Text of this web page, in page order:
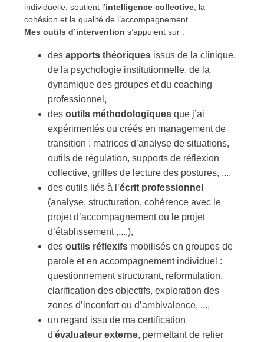
individuelle, soutient l’intelligence collective , la
cohésion et la qualité de l’accompagnement.
Mes outils d’intervention s’appuient sur :
des apports théoriques issus de la clinique,
de la psychologie institutionnelle, de la
dynamique des groupes et du coaching
professionnel,
des outils méthodologiques que j’ai
expérimentés ou créés en management de
transition : matrices d’analyse de situations,
outils de régulation, supports de réflexion
collective, grilles de lecture des postures, ...,
des outils liés à l’écrit professionnel
(analyse, structuration, cohérence avec le
projet d’accompagnement ou le projet
d’établissement ,...,),
des outils réflexifs mobilisés en groupes de
parole et en accompagnement individuel :
questionnement structurant, reformulation,
clarification des objectifs, exploration des
zones d’inconfort ou d’ambivalence, ...,
un regard issu de ma certification
d'évaluateur externe, permettant de relier